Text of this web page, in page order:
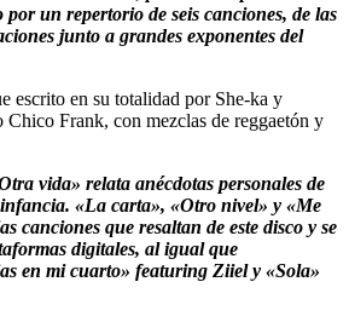
por un repertorio de seis canciones, de las
junto a grandes exponentes del
escrito en su totalidad por She-ka y
Frank, con mezclas de reggaetón y
vida» relata anécdotas personales de
infancia. «La carta», «Otro nivel» y «Me
canciones que resaltan de este disco y se
digitales, al igual que
en mi cuarto» featuring Ziiel y «Sola»